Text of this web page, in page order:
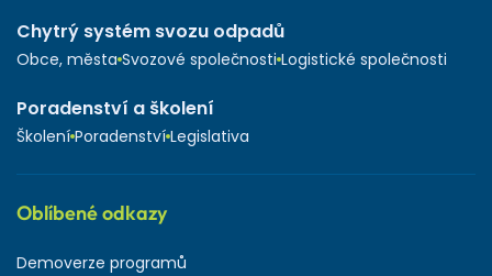
Chytrý systém svozu odpadů
Obce, města Svozové společnosti Logistické společnosti
Poradenství a školení
Školení Poradenství Legislativa
Oblíbené odkazy
Demoverze programů